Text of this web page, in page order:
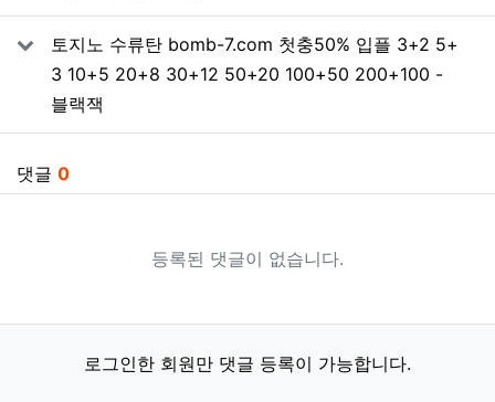
토지노 수류탄 bomb-7.com 첫충50% 입플 3+2 5+
3 10+5 20+8 30+12 50+20 100+50 200+100 -
블랙잭
댓글 0
등록된 댓글이 없습니다.
로그인한 회원만 댓글 등록이 가능합니다.